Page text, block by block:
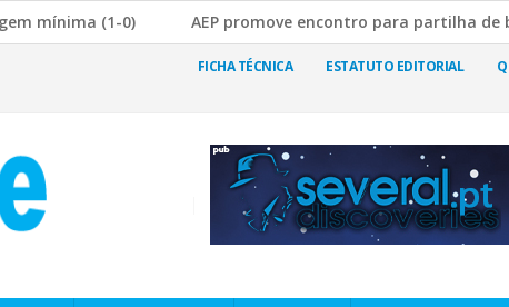
(1-0) AEP promove encontro para partilha de boas
Rutura da Cadeia de Abastecimento JF Nogueira e Silva
FICHA TÉCNICA ESTATUTO EDITORIAL